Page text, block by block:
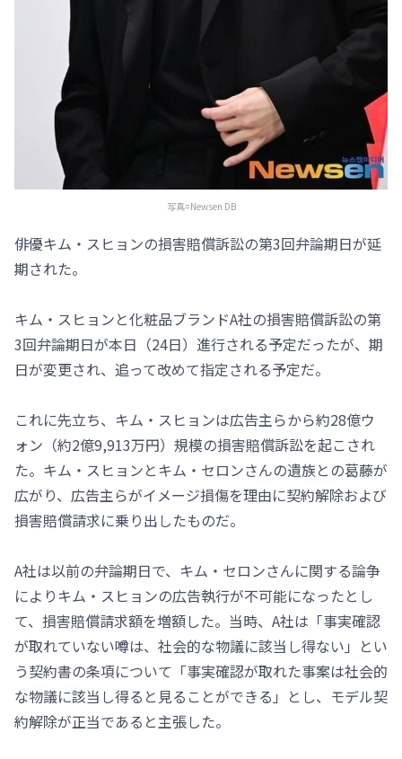
写真=Newsen DB
俳優キム・スヒョンの損害賠償訴訟の第3回弁論期日が延
期された。
キム・スヒョンと化粧品ブランドA社の損害賠償訴訟の第
3回弁論期日が本日（24日）進行される予定だったが、期
日が変更され、追って改めて指定される予定だ。
これに先立ち、キム・スヒョンは広告主らから約28億ウ
ォン（約2億9,913万円）規模の損害賠償訴訟を起こされ
た。キム・スヒョンとキム・セロンさんの遺族との葛藤が
広がり、広告主らがイメージ損傷を理由に契約解除および
損害賠償請求に乗り出したものだ。
A社は以前の弁論期日で、キム・セロンさんに関する論争
によりキム・スヒョンの広告執行が不可能になったとし
て、損害賠償請求額を増額した。当時、A社は「事実確認
が取れていない噂は、社会的な物議に該当し得ない」とい
う契約書の条項について「事実確認が取れた事案は社会的
な物議に該当し得ると見ることができる」とし、モデル契
約解除が正当であると主張した。